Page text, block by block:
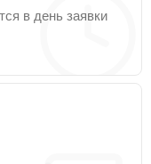
в день заявки